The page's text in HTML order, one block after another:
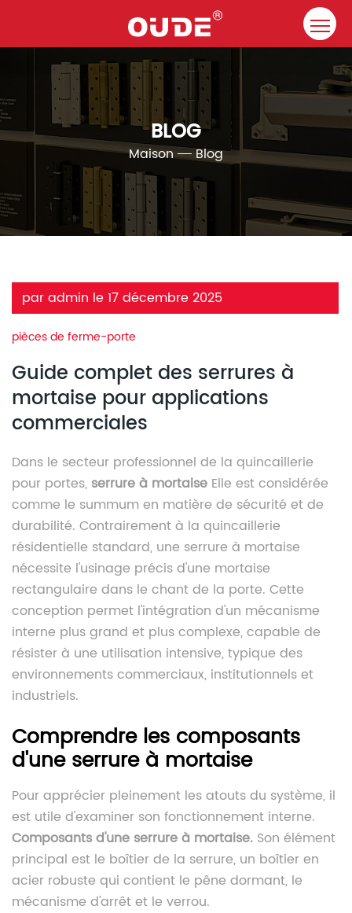
BLOG
Maison Blog
par admin le 17 décembre 2025
pièces de ferme-porte
Guide complet des serrures à
mortaise pour applications
commerciales
Dans le secteur professionnel de la quincaillerie
pour portes, serrure à mortaise Elle est considérée
comme le summum en matière de sécurité et de
durabilité. Contrairement à la quincaillerie
résidentielle standard, une serrure à mortaise
nécessite l'usinage précis d'une mortaise
rectangulaire dans le chant de la porte. Cette
conception permet l'intégration d'un mécanisme
interne plus grand et plus complexe, capable de
résister à une utilisation intensive, typique des
environnements commerciaux, institutionnels et
industriels.
Comprendre les composants
d'une serrure à mortaise
Pour apprécier pleinement les atouts du système, il
est utile d'examiner son fonctionnement interne.
Composants d'une serrure à mortaise. Son élément
principal est le boîtier de la serrure, un boîtier en
acier robuste qui contient le pêne dormant, le
mécanisme d'arrêt et le verrou.
Maison
Entreprise
Ferme-porte
Ressource
Contact